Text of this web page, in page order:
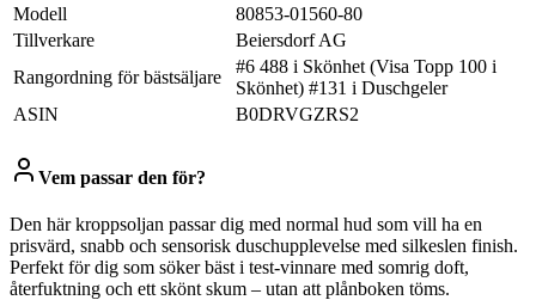
Modell
80853-01560-80
Tillverkare
Beiersdorf AG
Rangordning för bästsäljare
#6 488 i Skönhet (Visa Topp 100 i
Skönhet) #131 i Duschgeler
ASIN
B0DRVGZRS2
Vem passar den för?
Den här kroppsoljan passar dig med normal hud som vill ha en
prisvärd, snabb och sensorisk duschupplevelse med silkeslen finish.
Perfekt för dig som söker bäst i test-vinnare med somrig doft,
återfuktning och ett skönt skum – utan att plånboken töms.